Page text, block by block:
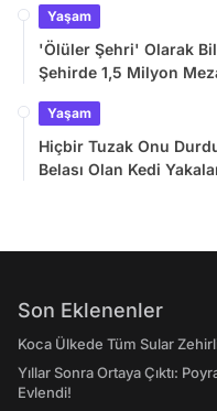
Yaşam
'Ölüler Şehri' Olarak
Şehirde 1,5 Milyon
Yaşam
Hiçbir Tuzak Onu
Belası Olan Kedi
Son Eklenenler
Koca Ülkede Tüm Sular
Yıllar Sonra Ortaya Çıktı:
Evlendi!